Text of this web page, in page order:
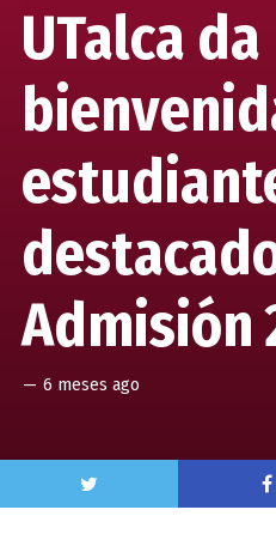
UTalca da
Admisión
— 6 meses ago